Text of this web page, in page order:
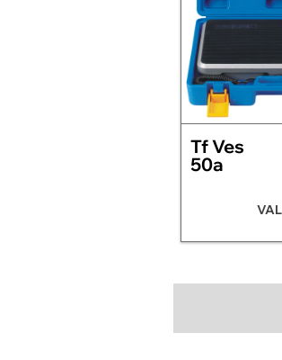
Tf Ves
50a